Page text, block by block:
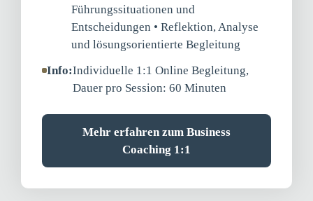
Führungssituationen und
Entscheidungen • Reflektion, Analyse
und lösungsorientierte Begleitung
Info:Individuelle 1:1 Online Begleitung,
Dauer pro Session: 60 Minuten
Mehr erfahren zum Business
Coaching 1:1